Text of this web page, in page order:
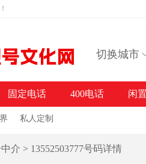
切换城市
私人定制
固定电话 400电话 闲
介 > 13552503777号码详情